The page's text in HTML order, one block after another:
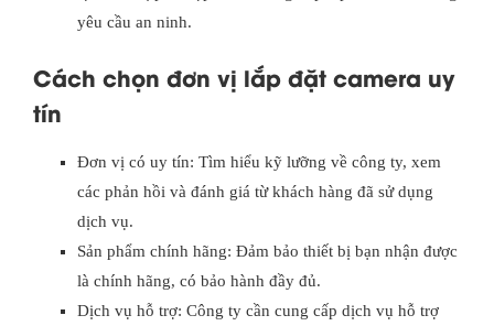
yêu cầu an ninh.
Cách chọn đơn vị lắp đặt camera uy
tín
Đơn vị có uy tín: Tìm hiểu kỹ lưỡng về công ty, xem
các phản hồi và đánh giá từ khách hàng đã sử dụng
dịch vụ.
Sản phẩm chính hãng: Đảm bảo thiết bị bạn nhận được
là chính hãng, có bảo hành đầy đủ.
Dịch vụ hỗ trợ: Công ty cần cung cấp dịch vụ hỗ trợ